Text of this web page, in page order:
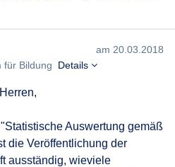
am 20.03.2018
für Bildung
Details
Auswertung gemäß
die Veröffentlichung der
ausständig, wieviele